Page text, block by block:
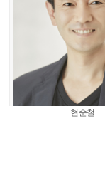
현순철